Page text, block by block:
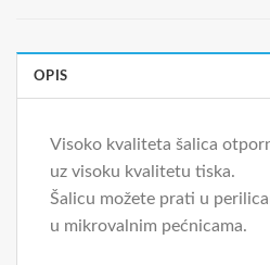
OPIS
Visoko kvaliteta šalica
uz visoku kvalitetu tiska.
Šalicu možete prati u
u mikrovalnim pećnicama.